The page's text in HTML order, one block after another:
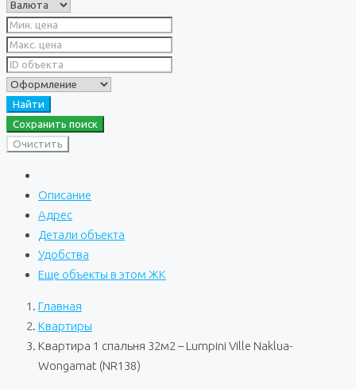
Найти
Сохранить поиск
Очистить
Описание
Адрес
Детали объекта
Удобства
Еще объекты в этом ЖК
Главная
Квартиры
Квартира 1 спальня 32м2 – Lumpini Ville Naklua-
Wongamat (NR138)